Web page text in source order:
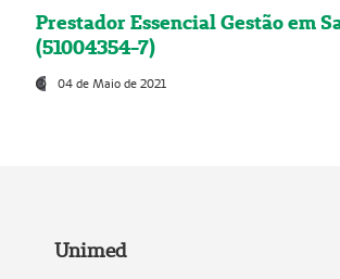
Prestador Essencial Gestão em
(51004354-7)
04 de Maio de 2021
Unimed